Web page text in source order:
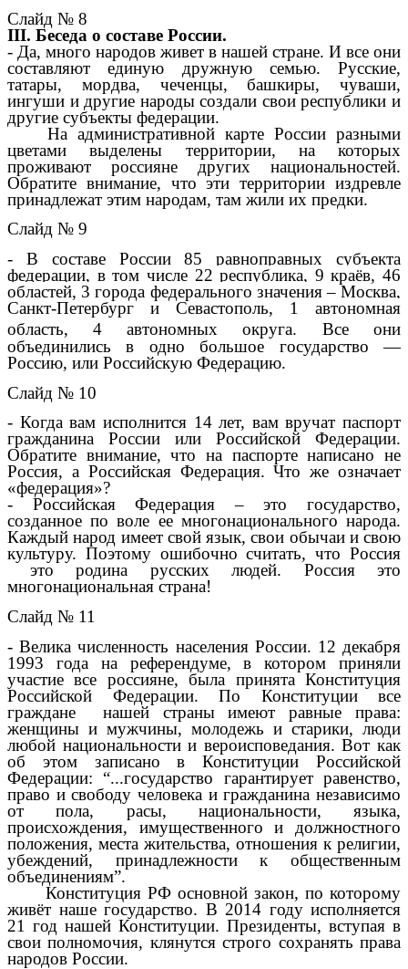
Слайд № 8
III. Беседа о составе России.
- Да, много народов живет в нашей стране. И все они
составляют единую дружную семью. Русские,
татары, мордва, чеченцы, башкиры, чуваши,
ингуши и другие народы создали свои республики и
другие субъекты федерации.
На административной карте России разными
цветами выделены территории, на которых
проживают россияне других национальностей.
Обратите внимание, что эти территории издревле
принадлежат этим народам, там жили их предки.
Слайд № 9
- В составе России 85 равноправных субъекта
федерации, в том числе 22республика, 9краёв, 46
областей, 3города федерального значения– Москва,
Санкт-Петербург и Севастополь, 1 автономная
область, 4 автономных округа.
Все они
объединились в одно большое государство —
Россию, или Российскую Федерацию.
Слайд № 10
- Когда вам исполнится 14 лет, вам вручат паспорт
гражданина России или Российской Федерации.
Обратите внимание, что на паспорте написано не
Россия, а Российская Федерация. Что же означает
«федерация»?
- Российская Федерация – это государство,
созданное по воле ее многонационального народа.
Каждый народ имеет свой язык, свои обычаи и свою
культуру. Поэтому ошибочно считать, что Россия
это родина русских людей. Россия это
многонациональная страна!
Слайд № 11
- Велика численность населения России. 12 декабря
1993 года на референдуме, в котором приняли
участие все россияне, была принята Конституция
Российской Федерации. По Конституции все
граждане нашей страны имеют равные права:
женщины и мужчины, молодежь и старики, люди
любой национальности и вероисповедания. Вот как
об этом записано в Конституции Российской
Федерации: “...государство гарантирует равенство,
право и свободу человека и гражданина независимо
от пола, расы, национальности, языка,
происхождения, имущественного и должностного
положения, места жительства, отношения к религии,
убеждений, принадлежности к общественным
объединениям”.
Конституция РФ основной закон, по которому
живёт наше государство. В 2014 году исполняется
21 год нашей Конституции. Президенты, вступая в
свои полномочия, клянутся строго сохранять права
народов России.